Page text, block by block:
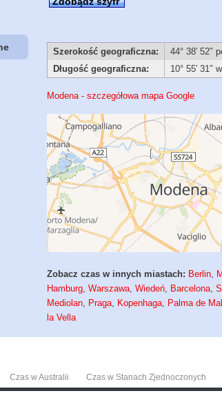
Szerokość geograficzna:
44° 38′ 52″
Długość geograficzna:
10° 55′ 31″
Modena - szczegółowa mapa Google
Zobacz czas w innych miastach: Berlin,
Hamburg,Warszawa,Wiedeń, Barcelona,
Mediolan, Praga, Kopenhaga, Palma de
la Vella
Czas w Australii Czas w Stanach Zjednoczonych